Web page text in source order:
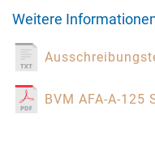
Weitere
BVM AFA-A-125